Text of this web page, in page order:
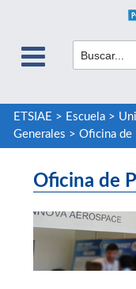
ETSIAE > Escuela>
Generales > Oficina de
Oficina de